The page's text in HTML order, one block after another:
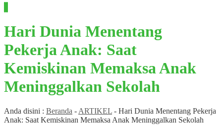
Hari Dunia Menentang
Pekerja Anak: Saat
Kemiskinan Memaksa Anak
Meninggalkan Sekolah
Anda disini : Beranda - ARTIKEL - Hari Dunia Menentang Pekerja
Anak: Saat Kemiskinan Memaksa Anak Meninggalkan Sekolah